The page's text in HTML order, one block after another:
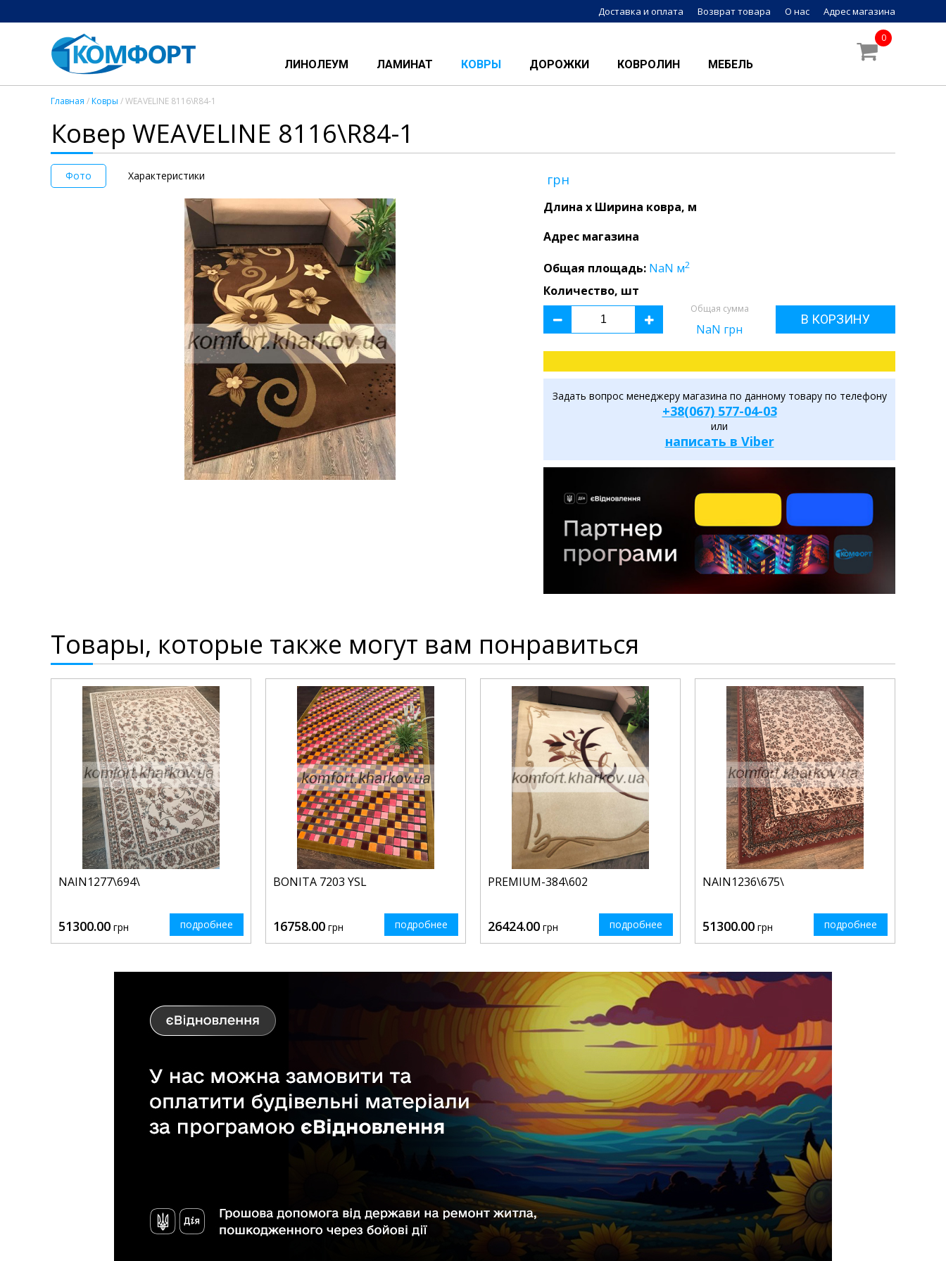
Доставка и оплата Возврат товара О нас Адрес магазина
ЛИНОЛЕУМ ЛАМИНАТ КОВРЫ ДОРОЖКИ КОВРОЛИН МЕБЕЛЬ
0
Главная /Ковры / WEAVELINE 8116\R84-1
Ковер WEAVELINE 8116\R84-1
Фото Характеристики грн
Длина x Ширина ковра, м
Адрес магазина
Общая площадь: NaN м2
Количество, шт
Общая сумма
NaN грн
В КОРЗИНУ
Задать вопрос менеджеру магазина по данному товару по телефону
+38(067) 577-04-03
или
написать в Viber
Товары, которые также могут вам понравиться
NAIN1277\694\
51300.00 грн подробнее
BONITA 7203 YSL
16758.00 грн подробнее
PREMIUM-384\602
26424.00 грн подробнее
NAIN1236\675\
51300.00 грн подробнее